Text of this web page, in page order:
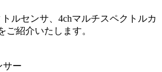
ルセンサ、4chマルチスペクトルカ
ご紹介いたします。
サー